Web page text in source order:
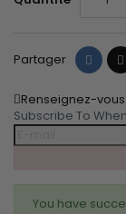
Partager
Renseignez-
Subscribe To
You have